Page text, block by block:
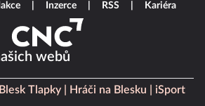
webů
Blesk Tlapky Hráči na Blesku
iSport
Inzerce RSS Kariéra